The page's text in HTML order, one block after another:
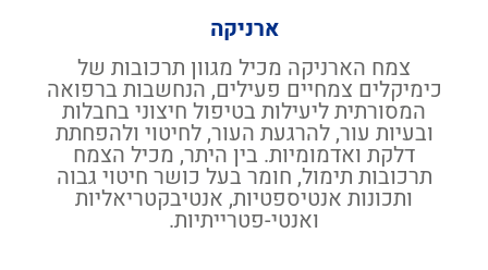
ארניקה
צמח הארניקה מכיל מגוון תרכובות של
כימיקלים צמחיים פעילים, הנחשבות ברפואה
המסורתית ליעילות בטיפול חיצוני בחבלות
ובעיות עור, להרגעת העור, לחיטוי ולהפחתת
דלקת ואדמומיות. בין היתר, מכיל הצמח
תרכובות תימול, חומר בעל כושר חיטוי גבוה
ותכונות אנטיספטיות, אנטיבקטריאליות
ואנטי-פטרייתיות.